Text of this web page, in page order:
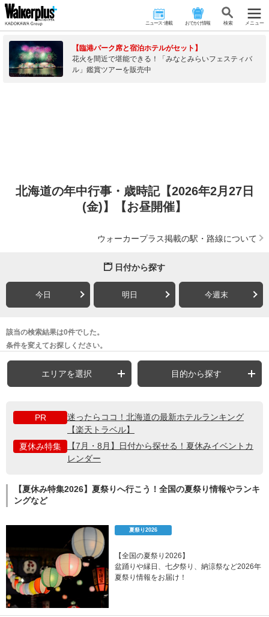
ニュース･連載 おでかけ情報 検 索 メニュー
【臨港パーク席と宿泊ホテルがセット】
花火を間近で堪能できる！「みなとみらいフェスティバ
ル」鑑賞ツアーを販売中
北海道の年中行事・歳時記【2026年2月27日
(金)】【お昼開催】
ウォーカープラス掲載の駅・路線について
日付から探す
今日 明日 今週末
該当の検索結果は0件でした。
条件を変えてお探しください。
エリアを選択 目的から探す
PR
迷ったらココ！北海道の最新ホテルランキング
【楽天トラベル】
夏休み特集
【7月・8月】日付から探せる！夏休みイベントカ
レンダー
【夏休み特集2026】夏祭りへ行こう！全国の夏祭り情報やランキ
ングなど
夏祭り2026
【全国の夏祭り2026】
盆踊りや縁日、七夕祭り、納涼祭など2026年
夏祭り情報をお届け！